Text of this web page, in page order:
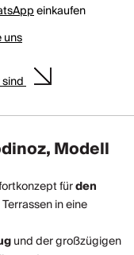
einkaufen
uns
sind
Modell
fürden
in eine
und der großzügigen